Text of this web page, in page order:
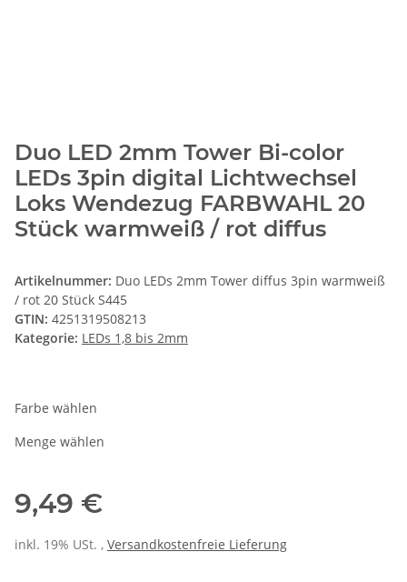
Duo LED 2mm Tower Bi-color
LEDs 3pin digital Lichtwechsel
Loks Wendezug FARBWAHL 20
Stück warmweiß / rot diffus
Artikelnummer: Duo LEDs 2mm Tower diffus 3pin warmweiß
/ rot 20 Stück S445
GTIN: 4251319508213
Kategorie: LEDs 1,8 bis 2mm
Farbe wählen
Menge wählen
9,49 €
inkl. 19% USt. , Versandkostenfreie Lieferung